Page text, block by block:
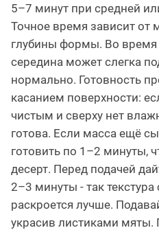
5–7 минут при средней
Точное время зависит от
глубины формы. Во время
середина может слегка
нормально. Готовность
касанием поверхности:
чистым и сверху нет
готова. Если масса ещё
готовить по 1–2 минуты,
десерт. Перед подачей
2–3 минуты - так текстура
раскроется лучше.
украсив листиками мяты.